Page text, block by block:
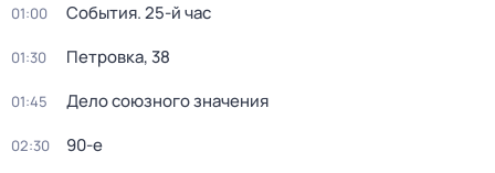
01:00 События. 25-й час
01:30 Петровка, 38
01:45 Дело союзного значения
02:30 90-е